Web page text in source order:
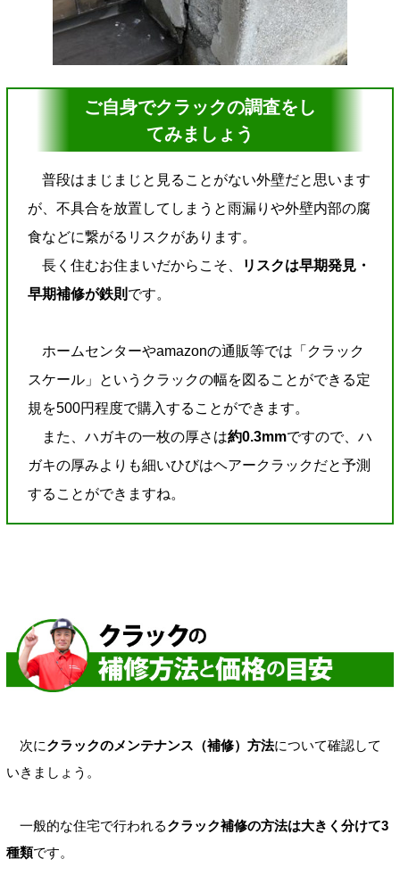
ご自身でクラックの調査をし
てみましょう
普段はまじまじと見ることがない外壁だと思います
が、不具合を放置してしまうと雨漏りや外壁内部の腐
食などに繋がるリスクがあります。
長く住むお住まいだからこそ、
リスクは早期発見・
早期補修が鉄則 です。
ホームセンターやamazonの通販等では「クラック
スケール」というクラックの幅を図ることができる定
規を500円程度で購入することができます。
また、ハガキの一枚の厚さは約0.3mmですので、ハ
ガキの厚みよりも細いひびはヘアークラックだと予測
することができますね。
次にクラックのメンテナンス（補修）方法について確認して
いきましょう。
一般的な住宅で行われるクラック補修の方法は大きく分けて3
種類です。